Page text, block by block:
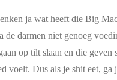
ja wat heeft die Big
de darmen niet genoeg
op tilt slaan en die geven
voelt. Dus als je shit eet, ga